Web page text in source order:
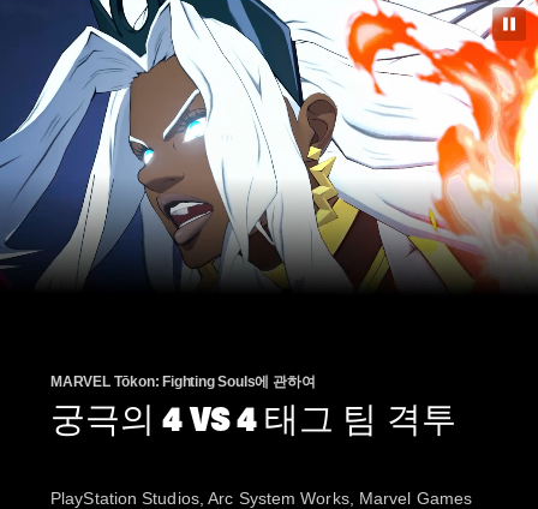
MARVEL Tōkon: Fighting Souls에 관하여
궁극의 4 VS 4 태그 팀 격투
PlayStation Studios, Arc System Works, Marvel Games